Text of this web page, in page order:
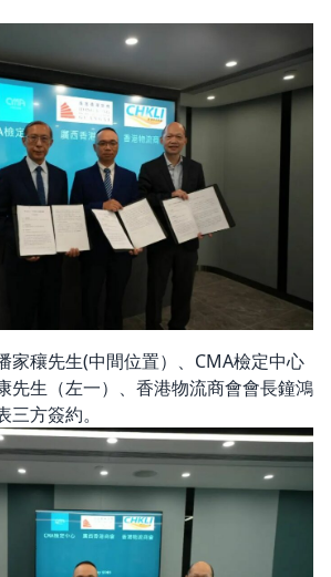
家穰先生(中間位置）、CMA檢定中心
先生（左一）、香港物流商會會長鐘鴻
方簽約。